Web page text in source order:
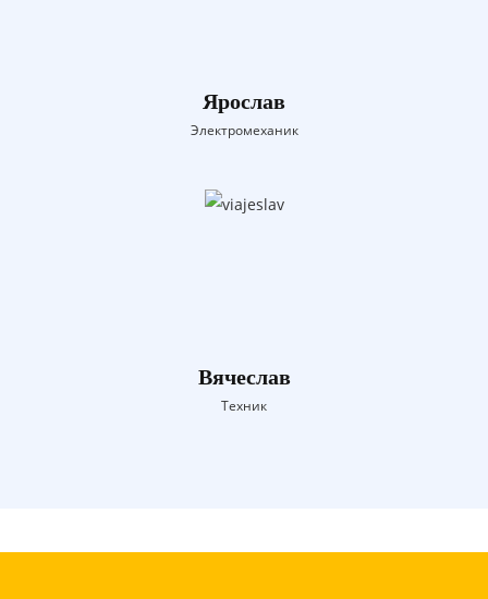
Ярослав
Электромеханик
Вячеслав
Техник